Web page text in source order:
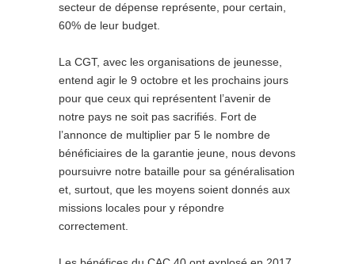
secteur de dépense représente, pour certain,
60% de leur budget.
La CGT, avec les organisations de jeunesse,
entend agir le 9 octobre et les prochains jours
pour que ceux qui représentent l’avenir de
notre pays ne soit pas sacrifiés. Fort de
l’annonce de multiplier par 5 le nombre de
bénéficiaires de la garantie jeune, nous devons
poursuivre notre bataille pour sa généralisation
et, surtout, que les moyens soient donnés aux
missions locales pour y répondre
correctement.